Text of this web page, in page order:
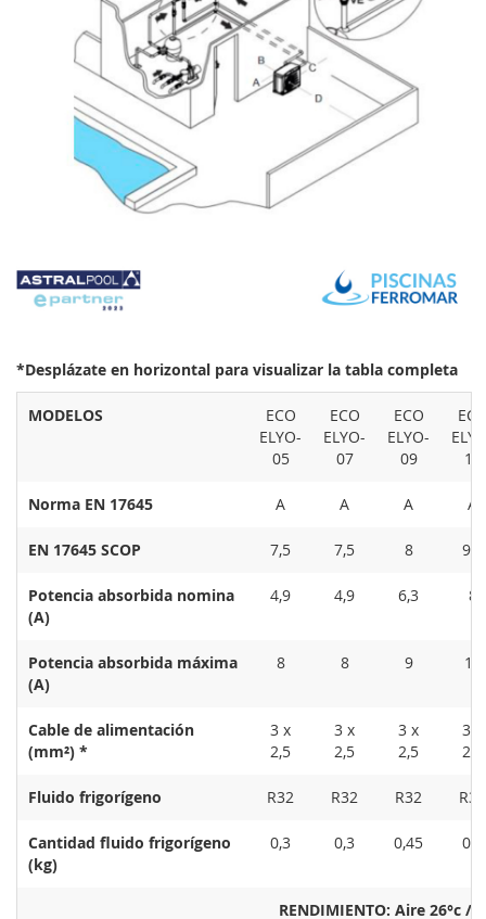
*Desplázate en horizontal para visualizar la tabla completa
MODELOS
ECO
ELYO-
05
ECO
ELYO-
07
ECO
ELYO-
09
13
Norma EN 17645 A A A A
EN 17645 SCOP 7,5 7,5 8 9,6
Potencia absorbida nomina
(A)
4,9 4,9 6,3 8
Potencia absorbida máxima
(A)
8 8 9 13
Cable de alimentación
(mm²) *
3 x
2,5
3 x
2,5
3 x
2,5
3 x
2,5
Fluido frigorígeno R32 R32 R32 R32
Cantidad fluido frigorígeno
(kg)
0,3 0,3 0,45 0,6
RENDIMIENTO: Aire 26°c /